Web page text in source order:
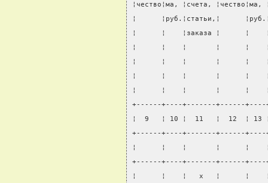
¦чество¦ма, ¦счета,
¦      ¦руб.¦статьи,¦
¦      ¦    ¦заказа ¦      ¦
¦      ¦    ¦       ¦      ¦
¦      ¦    ¦       ¦      ¦
¦      ¦    ¦       ¦      ¦
¦      ¦    ¦       ¦      ¦
+------+----+-------+------
¦  9   ¦ 10 ¦  11   ¦  12  ¦ 13
+------+----+-------+------
¦      ¦    ¦       ¦      ¦
+------+----+-------+------
¦      ¦    ¦   x   ¦      ¦